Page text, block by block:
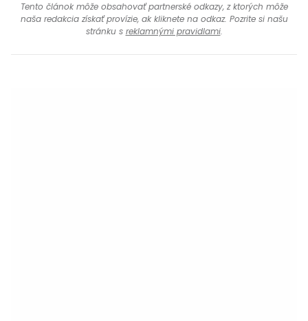
Tento článok môže obsahovať partnerské odkazy, z ktorých môže
naša redakcia získať provízie, ak kliknete na odkaz. Pozrite si našu
stránku s reklamnými pravidlami.